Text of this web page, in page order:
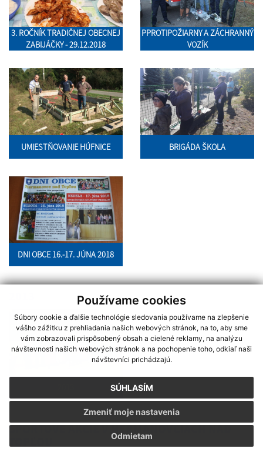
Používame cookies
Súbory cookie a ďalšie technológie sledovania používame na zlepšenie
vášho zážitku z prehliadania našich webových stránok, na to, aby sme
vám zobrazovali prispôsobený obsah a cielené reklamy, na analýzu
návštevnosti našich webových stránok a na pochopenie toho, odkiaľ naši
návštevníci prichádzajú.
SÚHLASÍM
Odmietam
Zmeniť moje nastavenia
3. ROČNÍK TRADIČNEJ OBECNEJ
ZABIJÁČKY - 29.12.2018
PPROTIPOŽIARNY A ZÁCHRANNÝ
VOZÍK
UMIESTŇOVANIE HÚFNICE BRIGÁDA ŠKOLA
DNI OBCE 16.-17. JÚNA 2018
ŠPORTOVÉ AKCIE V HERMANOVCIACH NAD
TOPĽOU